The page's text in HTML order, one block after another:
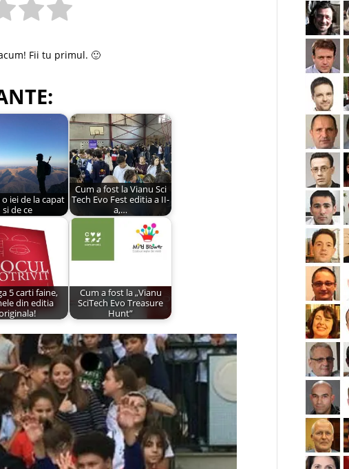
Fii tu primul. 🙂
o iei de la capat
si de ce
Cum a fost la Vianu Sci
Tech Evo Fest editia a II-
a,…
5 carti faine,
din editia
Cum a fost la „Vianu
SciTech Evo Treasure
Hunt”